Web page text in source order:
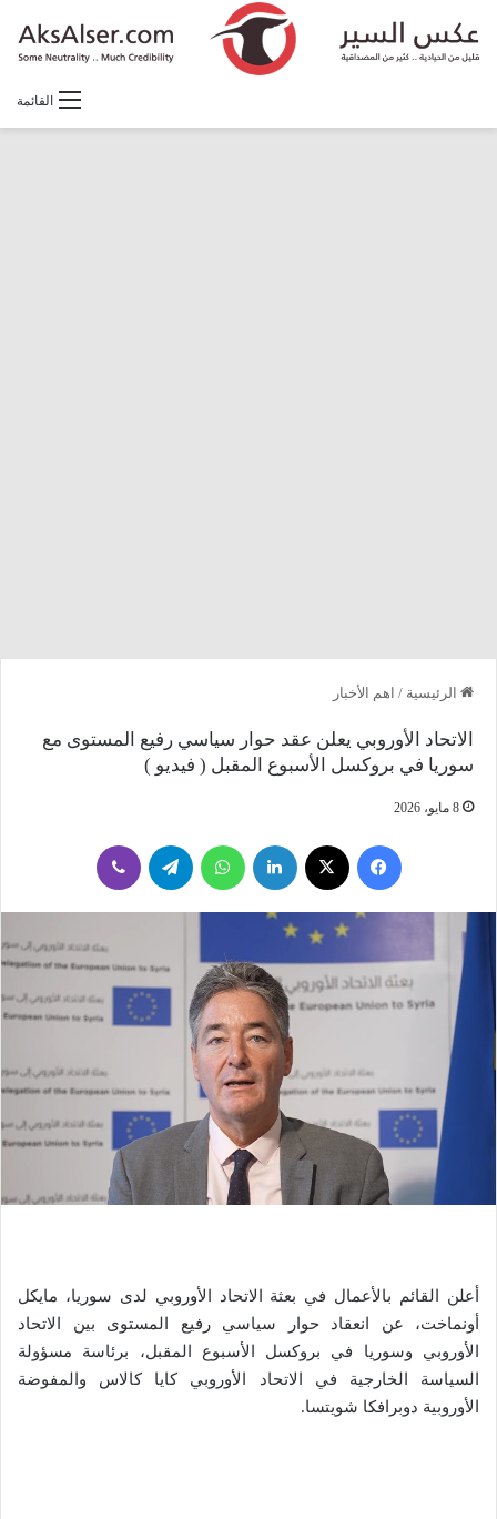
القائمة
الرئيسية / اهم الأخبار
الاتحاد الأوروبي يعلن عقد حوار سياسي رفيع المستوى مع
سوريا في بروكسل الأسبوع المقبل ( فيديو )
8 مايو، 2026
فيسبوك لينكدإن واتساب تيلقرام
أعلن القائم بالأعمال في بعثة الاتحاد الأوروبي لدى سوريا، مايكل
أونماخت، عن انعقاد حوار سياسي رفيع المستوى بين الاتحاد
الأوروبي وسوريا في بروكسل الأسبوع المقبل، برئاسة مسؤولة
السياسة الخارجية في الاتحاد الأوروبي كايا كالاس والمفوضة
الأوروبية دوبرافكا شويتسا.